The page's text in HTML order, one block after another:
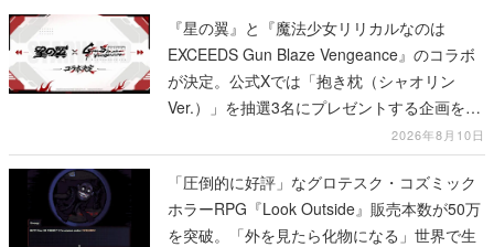
『星の翼』と『魔法少女リリカルなのは
EXCEEDS Gun Blaze Vengeance』のコラボ
が決定。公式Xでは「抱き枕（シャオリン
Ver.）」を抽選3名にプレゼントする企画を実
2026年8月10日
「圧倒的に好評」なグロテスク・コズミック
ホラーRPG『Look Outside』販売本数が50万
を突破。「外を見たら化物になる」世界で生